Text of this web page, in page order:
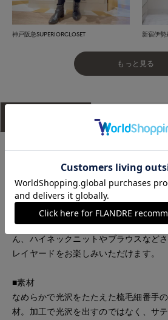
神戸阪急SUPERIORCLOSET 新宿伊勢
もっと見る
■デザイン
身頃まわりにほど良いゆとりを持たせ
ですっきりした印象の一着。前の襟ぐ
ク、後ろ襟ぐりにかけてVネックのカッ
ンなデザインに仕上げています。バッ
さばきも良く実用的。一枚でフォーマ
ん、ハイネックニットやブラウスなど
レイヤードをお楽しみいただけます。
■素材
なめらかで光沢をたたえた梳毛細番手
材。加工で光沢を出すのではなく、サ